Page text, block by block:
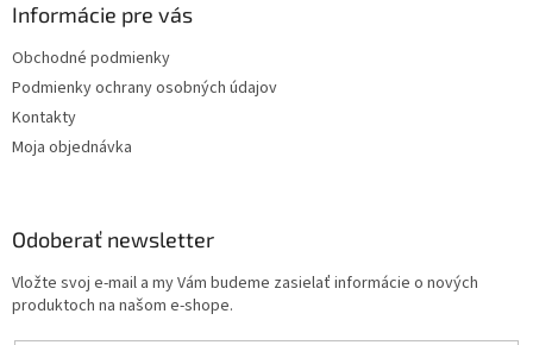
Informácie pre vás
Obchodné podmienky
Podmienky ochrany osobných údajov
Kontakty
Moja objednávka
Odoberať newsletter
Vložte svoj e-mail a my Vám budeme zasielať informácie o nových
produktoch na našom e-shope.